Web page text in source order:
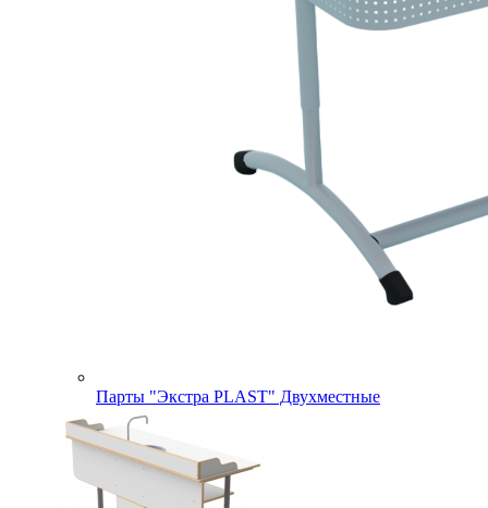
Парты "Экстра PLAST" Двухместные